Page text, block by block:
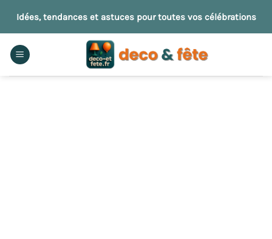
contenu
Idées, tendances et astuces pour toutes vos célébrations